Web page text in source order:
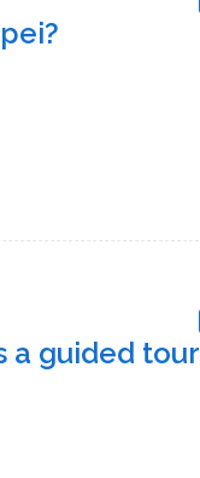
a guided tour